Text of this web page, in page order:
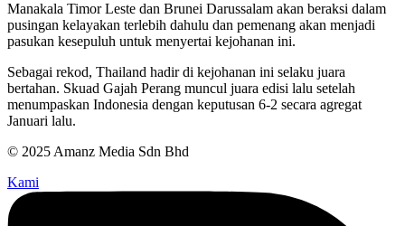
Manakala Timor Leste dan Brunei Darussalam akan beraksi dalam
pusingan kelayakan terlebih dahulu dan pemenang akan menjadi
pasukan kesepuluh untuk menyertai kejohanan ini.
Sebagai rekod, Thailand hadir di kejohanan ini selaku juara
bertahan. Skuad Gajah Perang muncul juara edisi lalu setelah
menumpaskan Indonesia dengan keputusan 6-2 secara agregat
Januari lalu.
© 2025 Amanz Media Sdn Bhd
Kami